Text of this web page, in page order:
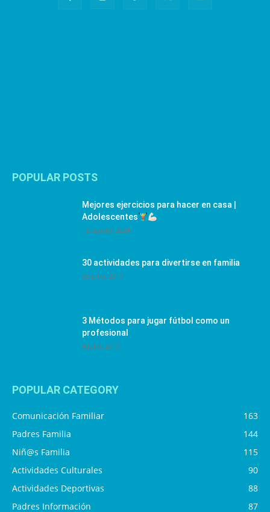
POPULAR POSTS
Mejores ejercicios para hacer en casa |
Adolescentes
12 agosto, 2024
30 actividades para divertirse en familia
25 julio, 2019
3 Métodos para jugar fútbol como un
profesional
4 julio, 2019
POPULAR CATEGORY
Comunicación Familiar
163
Padres Familia
144
Niñ@s Familia
115
Actividades Culturales
90
Actividades Deportivas
88
Padres Información
87